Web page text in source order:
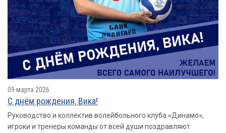
09 марта 2026
С днём рождения, Вика!
Руководство и коллектив волейбольного клуба «Динамо»,
игроки и тренеры команды от всей души поздравляют